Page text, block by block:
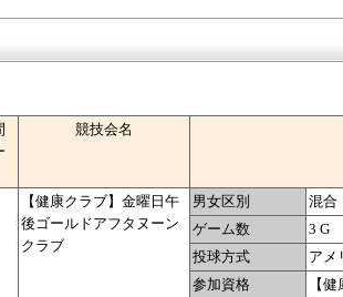
競技会名
【健康クラブ】金曜日午
後ゴールドアフタヌーン
クラブ
男女区別
混合
ゲーム数
3 G
投球方式
アメ
参加資格
【